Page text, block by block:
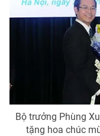
Sản phẩm
Lịch phát sóng
Emagazine
Photo
Bộ trưởng Phùng
tặng hoa chúc